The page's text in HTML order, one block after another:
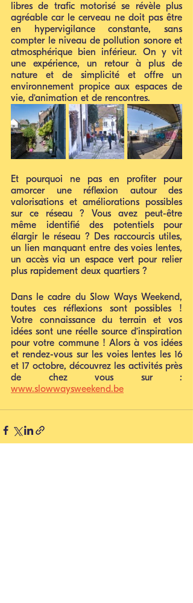
libres de trafic motorisé se révèle plus
agréable car le cerveau ne doit pas être
en hypervigilance constante, sans
compter le niveau de pollution sonore et
atmosphérique bien inférieur. On y vit
une expérience, un retour à plus de
nature et de simplicité et offre un
environnement propice aux espaces de
vie, d’animation et de rencontres.
Et pourquoi ne pas en profiter pour
amorcer une réflexion autour des
valorisations et améliorations possibles
sur ce réseau ? Vous avez peut-être
même identifié des potentiels pour
élargir le réseau ? Des raccourcis utiles,
un lien manquant entre des voies lentes,
un accès via un espace vert pour relier
plus rapidement deux quartiers ?
Dans le cadre du Slow Ways Weekend,
toutes ces réflexions sont possibles !
Votre connaissance du terrain et vos
idées sont une réelle source d’inspiration
pour votre commune ! Alors à vos idées
et rendez-vous sur les voies lentes les 16
et 17 octobre, découvrez les activités près
www.slowwaysweekend.be